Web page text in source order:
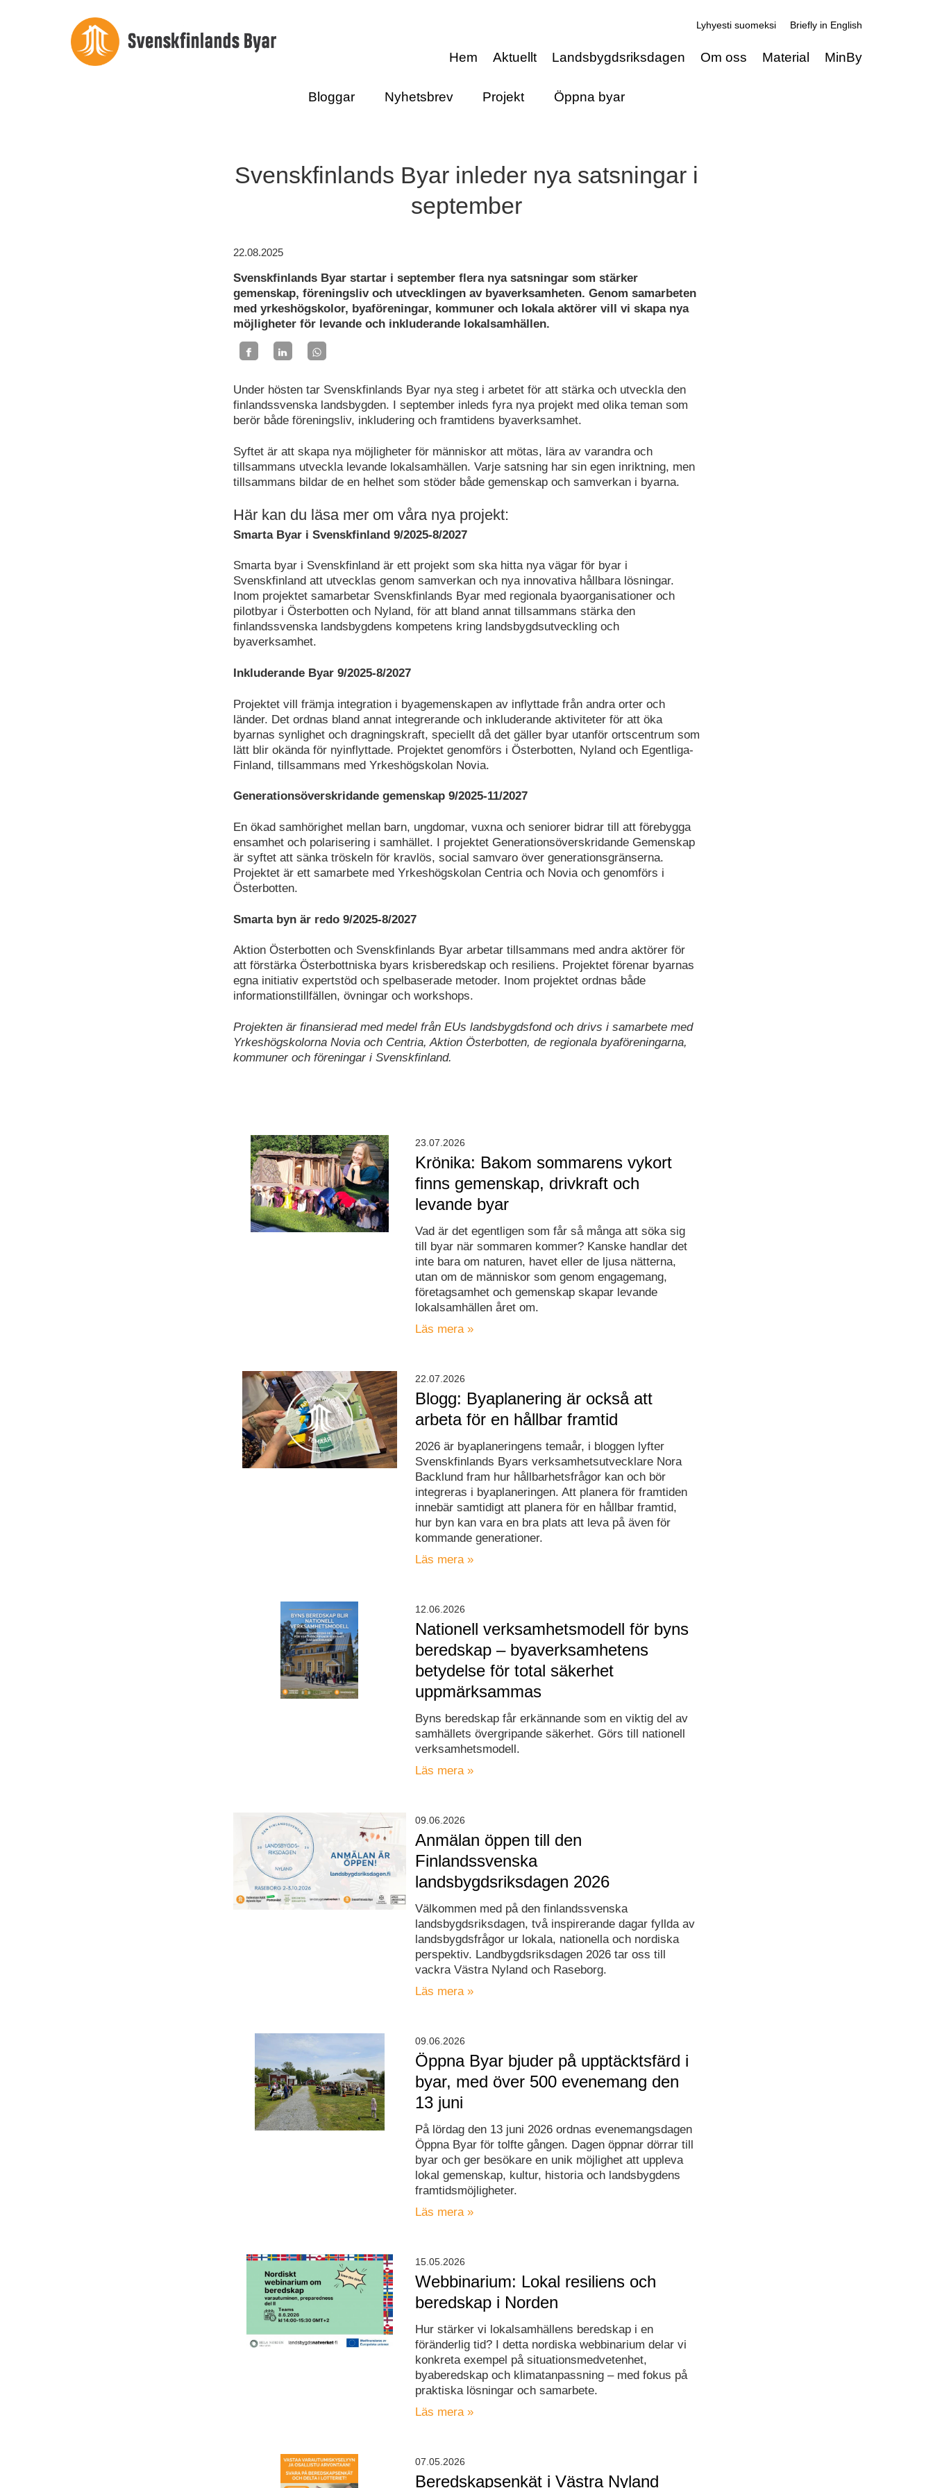
Lyhyesti suomeksi Briefly in English
Hem Aktuellt Landsbygdsriksdagen Om oss Material MinBy
Bloggar Nyhetsbrev Projekt Öppna byar
Svenskfinlands Byar inleder nya satsningar i
september
22.08.2025
Svenskfinlands Byar startar i september flera nya satsningar som stärker
gemenskap, föreningsliv och utvecklingen av byaverksamheten. Genom samarbeten
med yrkeshögskolor, byaföreningar, kommuner och lokala aktörer vill vi skapa nya
möjligheter för levande och inkluderande lokalsamhällen.
Under hösten tar Svenskfinlands Byar nya steg i arbetet för att stärka och utveckla den
finlandssvenska landsbygden. I september inleds fyra nya projekt med olika teman som
berör både föreningsliv, inkludering och framtidens byaverksamhet.
Syftet är att skapa nya möjligheter för människor att mötas, lära av varandra och
tillsammans utveckla levande lokalsamhällen. Varje satsning har sin egen inriktning, men
tillsammans bildar de en helhet som stöder både gemenskap och samverkan i byarna.
Här kan du läsa mer om våra nya projekt:
Smarta Byar i Svenskfinland 9/2025-8/2027
Smarta byar i Svenskfinland är ett projekt som ska hitta nya vägar för byar i
Svenskfinland att utvecklas genom samverkan och nya innovativa hållbara lösningar.
Inom projektet samarbetar Svenskfinlands Byar med regionala byaorganisationer och
pilotbyar i Österbotten och Nyland, för att bland annat tillsammans stärka den
finlandssvenska landsbygdens kompetens kring landsbygdsutveckling och
byaverksamhet.
Inkluderande Byar 9/2025-8/2027
Projektet vill främja integration i byagemenskapen av inflyttade från andra orter och
länder. Det ordnas bland annat integrerande och inkluderande aktiviteter för att öka
byarnas synlighet och dragningskraft, speciellt då det gäller byar utanför ortscentrum som
lätt blir okända för nyinflyttade. Projektet genomförs i Österbotten, Nyland och Egentliga-
Finland, tillsammans med Yrkeshögskolan Novia.
Generationsöverskridande gemenskap 9/2025-11/2027
En ökad samhörighet mellan barn, ungdomar, vuxna och seniorer bidrar till att förebygga
ensamhet och polarisering i samhället. I projektet Generationsöverskridande Gemenskap
är syftet att sänka tröskeln för kravlös, social samvaro över generationsgränserna.
Projektet är ett samarbete med Yrkeshögskolan Centria och Novia och genomförs i
Österbotten.
Smarta byn är redo 9/2025-8/2027
Aktion Österbotten och Svenskfinlands Byar arbetar tillsammans med andra aktörer för
att förstärka Österbottniska byars krisberedskap och resiliens. Projektet förenar byarnas
egna initiativ expertstöd och spelbaserade metoder. Inom projektet ordnas både
informationstillfällen, övningar och workshops.
Projekten är finansierad med medel från EUs landsbygdsfond och drivs i samarbete med
Yrkeshögskolorna Novia och Centria, Aktion Österbotten, de regionala byaföreningarna,
kommuner och föreningar i Svenskfinland.
Krönika: Bakom sommarens vykort
finns gemenskap, drivkraft och
levande byar
Vad är det egentligen som får så många att söka sig
till byar när sommaren kommer? Kanske handlar det
inte bara om naturen, havet eller de ljusa nätterna,
utan om de människor som genom engagemang,
företagsamhet och gemenskap skapar levande
lokalsamhällen året om.
Läs mera »
23.07.2026
Blogg: Byaplanering är också att
arbeta för en hållbar framtid
2026 är byaplaneringens temaår, i bloggen lyfter
Svenskfinlands Byars verksamhetsutvecklare Nora
Backlund fram hur hållbarhetsfrågor kan och bör
integreras i byaplaneringen. Att planera för framtiden
innebär samtidigt att planera för en hållbar framtid,
hur byn kan vara en bra plats att leva på även för
kommande generationer.
Läs mera »
22.07.2026
Nationell verksamhetsmodell för byns
beredskap – byaverksamhetens
betydelse för total säkerhet
uppmärksammas
Byns beredskap får erkännande som en viktig del av
samhällets övergripande säkerhet. Görs till nationell
verksamhetsmodell.
Läs mera »
12.06.2026
Anmälan öppen till den
Finlandssvenska
landsbygdsriksdagen 2026
Välkommen med på den finlandssvenska
landsbygdsriksdagen, två inspirerande dagar fyllda av
landsbygdsfrågor ur lokala, nationella och nordiska
perspektiv. Landbygdsriksdagen 2026 tar oss till
vackra Västra Nyland och Raseborg.
Läs mera »
09.06.2026
Öppna Byar bjuder på upptäcktsfärd i
byar, med över 500 evenemang den
13 juni
På lördag den 13 juni 2026 ordnas evenemangsdagen
Öppna Byar för tolfte gången. Dagen öppnar dörrar till
byar och ger besökare en unik möjlighet att uppleva
lokal gemenskap, kultur, historia och landsbygdens
framtidsmöjligheter.
Läs mera »
09.06.2026
Webbinarium: Lokal resiliens och
beredskap i Norden
Hur stärker vi lokalsamhällens beredskap i en
föränderlig tid? I detta nordiska webbinarium delar vi
konkreta exempel på situationsmedvetenhet,
byaberedskap och klimatanpassning – med fokus på
praktiska lösningar och samarbete.
Läs mera »
15.05.2026
Beredskapsenkät i Västra Nyland
07.05.2026